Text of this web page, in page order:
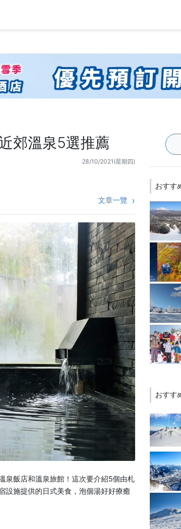
郊溫泉5選推薦
28/10/2021(星期四)
文章一覽
泉飯店和溫泉旅館！這次要介紹5個由札
設施提供的日式美食，泡個湯好好療癒
おすす
おすす